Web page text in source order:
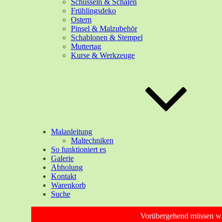
Schüsseln & Schalen
Frühlingsdeko
Ostern
Pinsel & Malzubehör
Schablonen & Stempel
Muttertag
Kurse & Werkzeuge
Malanleitung
Maltechniken
So funktioniert es
Galerie
Abholung
Kontakt
Warenkorb
Suche
Vorübergehend müssen